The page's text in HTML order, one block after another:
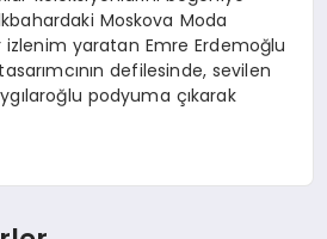
Moskova Moda
izlenim yaratan Emre Erdemoğlu
defilesinde, sevilen
podyuma çıkarak